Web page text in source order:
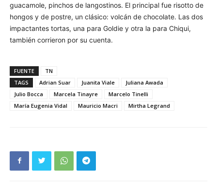
guacamole, pinchos de langostinos. El principal fue risotto de
hongos y de postre, un clásico: volcán de chocolate. Las dos
impactantes tortas, una para Goldie y otra la para Chiqui,
también corrieron por su cuenta.
FUENTE
TN
TAGS
Adrian Suar Juanita Viale
Juliana Awada
Julio Bocca
Marcela Tinayre
Marcelo Tinelli
María Eugenia Vidal
Mauricio Macri Mirtha Legrand